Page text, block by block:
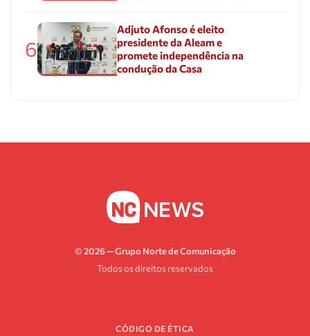
6
Adjuto Afonso é eleito
presidente da Aleam e
promete independência na
condução da Casa
© 2026 — Grupo Norte de Comunicação
Todos os direitos reservados
CÓDIGO DE ÉTICA